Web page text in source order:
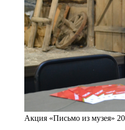
Акция «Письмо из музея»